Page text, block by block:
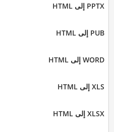
PPTX إلى HTML
PUB إلى HTML
WORD إلى HTML
XLS إلى HTML
XLSX إلى HTML